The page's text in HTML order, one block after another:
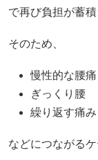
で再び負担が蓄
そのため、
慢性的な腰痛
ぎっくり腰
繰り返す痛み
などにつながるケ